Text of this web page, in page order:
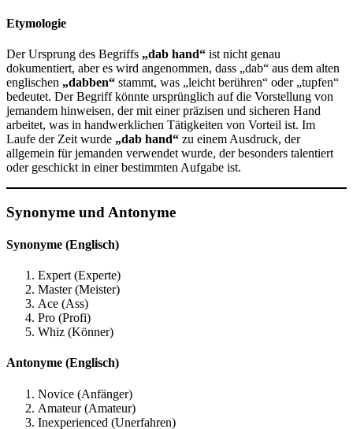
Etymologie
Der Ursprung des Begriffs „dab hand“ ist nicht genau
dokumentiert, aber es wird angenommen, dass „dab“ aus dem alten
englischen „dabben“ stammt, was „leicht berühren“ oder „tupfen“
bedeutet. Der Begriff könnte ursprünglich auf die Vorstellung von
jemandem hinweisen, der mit einer präzisen und sicheren Hand
arbeitet, was in handwerklichen Tätigkeiten von Vorteil ist. Im
Laufe der Zeit wurde „dab hand“ zu einem Ausdruck, der
allgemein für jemanden verwendet wurde, der besonders talentiert
oder geschickt in einer bestimmten Aufgabe ist.
Synonyme und Antonyme
Synonyme (Englisch)
Expert (Experte)
Master (Meister)
Ace (Ass)
Pro (Profi)
Whiz (Könner)
Antonyme (Englisch)
Novice (Anfänger)
Amateur (Amateur)
Inexperienced (Unerfahren)